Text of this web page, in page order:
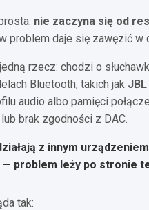
nie zaczyna się od
problem daje się zawęzić w
rzecz: chodzi o
Bluetooth, takich jak
audio albo pamięci
brak zgodności z DAC.
z innym
— problem leży po stronie
tak: